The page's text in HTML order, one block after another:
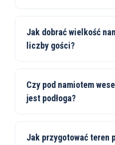
Jak dobrać wielkość
liczby gości?
Czy pod namiotem
jest podłoga?
Jak przygotować teren